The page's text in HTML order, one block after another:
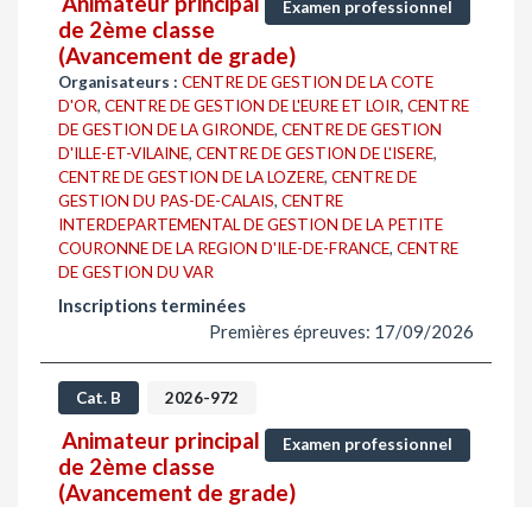
Examen professionnel
de 2ème classe
(Avancement de grade)
Organisateurs : CENTRE DE GESTION DE LA COTE
D'OR, CENTRE DE GESTION DE L'EURE ET LOIR, CENTRE
DE GESTION DE LA GIRONDE, CENTRE DE GESTION
D'ILLE-ET-VILAINE, CENTRE DE GESTION DE L'ISERE,
CENTRE DE GESTION DE LA LOZERE, CENTRE DE
GESTION DU PAS-DE-CALAIS, CENTRE
INTERDEPARTEMENTAL DE GESTION DE LA PETITE
COURONNE DE LA REGION D'ILE-DE-FRANCE, CENTRE
DE GESTION DU VAR
Inscriptions terminées
Premières épreuves: 17/09/2026
Cat. B 2026-972
Examen professionnel
Animateur principal
de 2ème classe
(Avancement de grade)